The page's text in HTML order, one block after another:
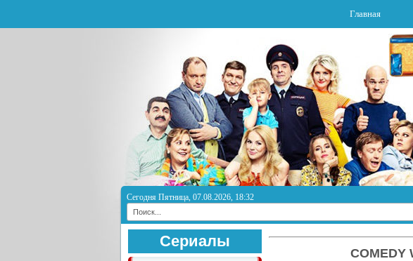
Главная
Сегодня Пятница, 07.08.2026, 18:32
Сериалы